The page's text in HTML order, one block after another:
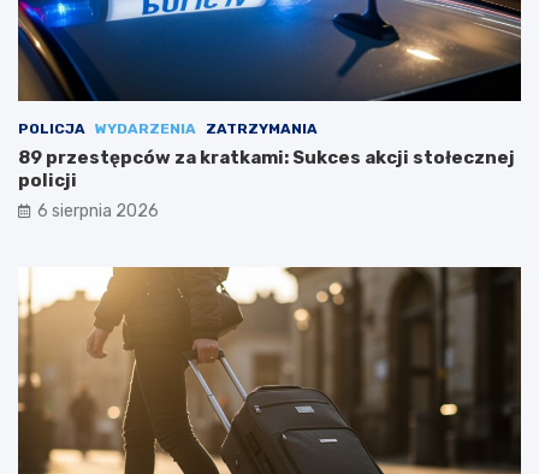
POLICJA WYDARZENIA ZATRZYMANIA
89 przestępców za kratkami: Sukces akcji stołecznej
policji
6 sierpnia 2026